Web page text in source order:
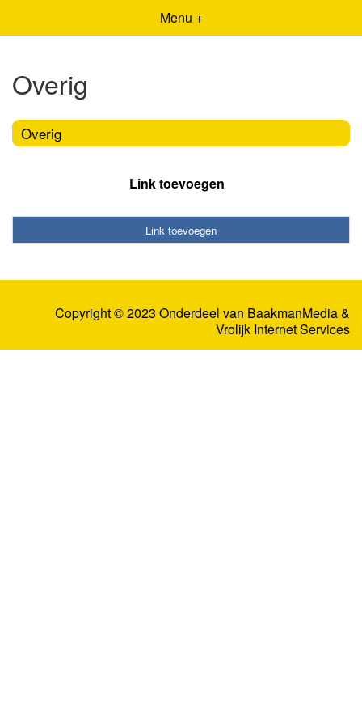
Menu +
Overig
Overig
Link toevoegen
Link toevoegen
Copyright © 2023 Onderdeel van BaakmanMedia&
Vrolijk Internet Services